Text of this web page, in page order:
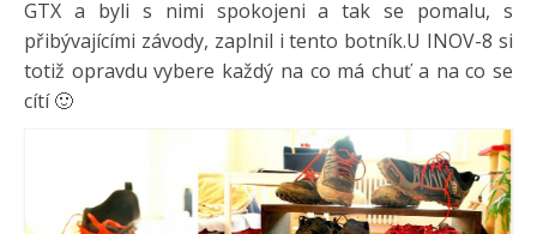
GTX a byli s nimi spokojeni a tak se pomalu, s
přibývajícími závody, zaplnil i tento botník.U INOV-8 si
totiž opravdu vybere každý na co má chuť a na co se
cítí 🙂